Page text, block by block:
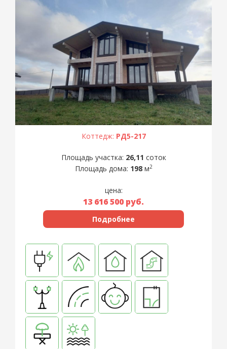
Коттедж: РД5-217
Площадь участка: 26,11 соток
Площадь дома: 198м2
цена:
13 616 500 руб.
Подробнее